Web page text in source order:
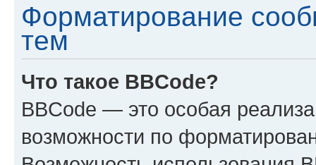
Форматирование
тем
Что такое BBCode?
BBCode — это особая
возможности по